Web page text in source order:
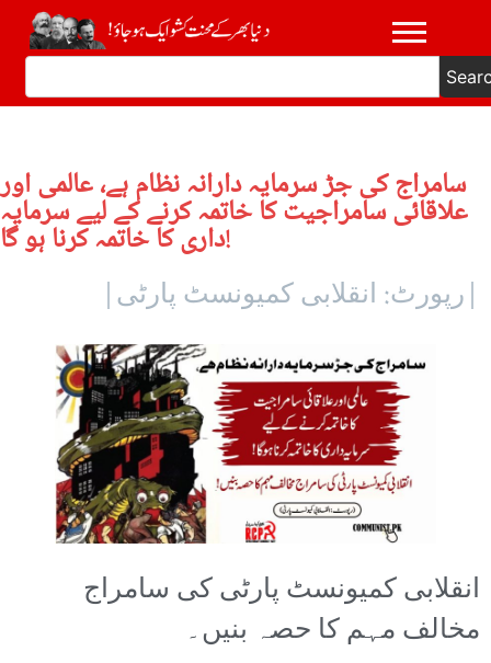
سامراج کی جڑ سرمایہ دارانہ نظام ہے، عالمی اور
علاقائی سامراجیت کا خاتمہ کرنے کے لیے سرمایہ
داری کا خاتمہ کرنا ہو گا!
|رپورٹ: انقلابی کمیونسٹ پارٹی|
انقلابی کمیونسٹ پارٹی کی سامراج
مخالف مہم کا حصہ بنیں۔